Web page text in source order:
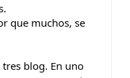
que muchos, se
blog. En uno